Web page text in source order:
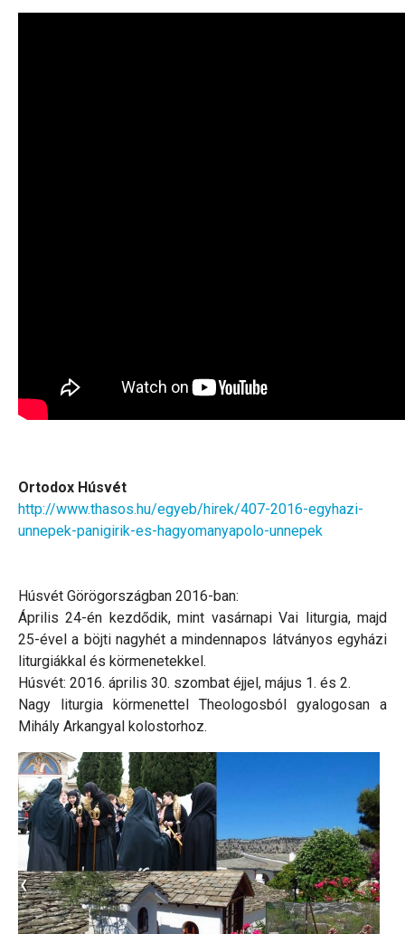
Ortodox Húsvét
http://www.thasos.hu/egyeb/hirek/407-2016-egyhazi-
unnepek-panigirik-es-hagyomanyapolo-unnepek
Húsvét Görögországban 2016-ban:
Április 24-én kezdődik, mint vasárnapi Vai liturgia, majd
25-ével a böjti nagyhét a mindennapos látványos egyházi
liturgiákkal és körmenetekkel.
Húsvét: 2016. április 30. szombat éjjel, május 1. és 2.
Nagy liturgia körmenettel Theologosból gyalogosan a
Mihály Arkangyal kolostorhoz.